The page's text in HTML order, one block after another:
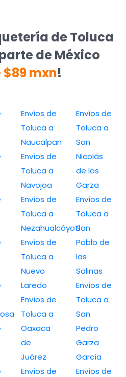
de Toluca
de México
mxn!
Envíos de
Toluca a
Naucalpan
Envíos de
Toluca a
Navojoa
Envíos de
Toluca a
Nezahualcóyotl
Envíos de
Toluca a
Nuevo
Laredo
Envíos de
Toluca a
Oaxaca
de
Juárez
Envíos de
Envíos de
Toluca a
San
Nicolás
de los
Garza
Envíos de
Toluca a
San
Pablo de
las
Salinas
Envíos de
Toluca a
San
Pedro
Garza
García
Envíos de